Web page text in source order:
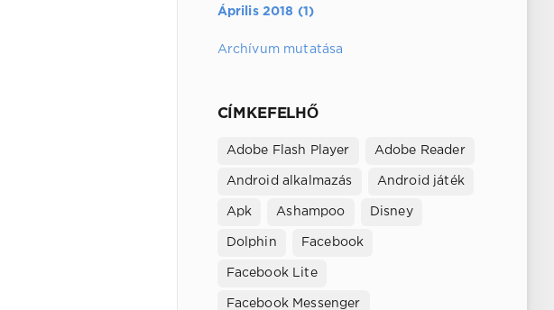
Április 2018 (1)
Archívum mutatása
CÍMKEFELHŐ
Adobe Flash Player Adobe Reader
Android alkalmazás Android játék
Apk Ashampoo Disney
Dolphin Facebook
Facebook Lite
Facebook Messenger